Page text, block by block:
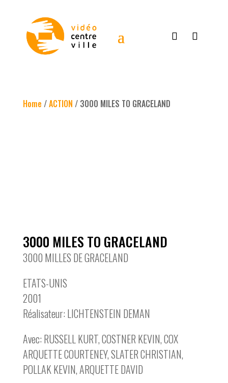
Home /ACTION / 3000 MILES TO GRACELAND
3000 MILES TO GRACELAND
3000 MILLES DE GRACELAND
ETATS-UNIS
2001
Réalisateur: LICHTENSTEIN DEMAN
Avec: RUSSELL KURT, COSTNER KEVIN, COX
ARQUETTE COURTENEY, SLATER CHRISTIAN,
POLLAK KEVIN, ARQUETTE DAVID